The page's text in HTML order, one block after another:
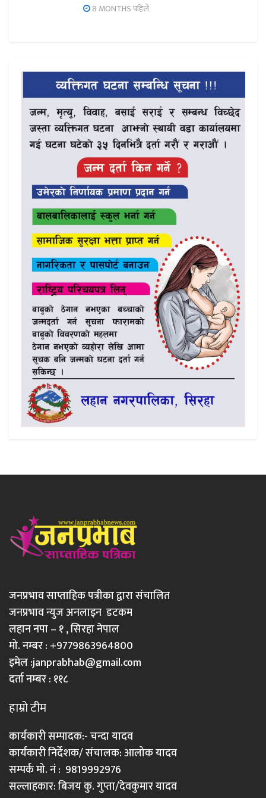
8 MONTHS पहिले
जनप्रभाव साप्ताहिक पत्रीका द्वारा संचालित
जनप्रभाव न्युज अनलाइन डटकम
लहान नपा – १ , सिरहा नेपाल
मो. नम्बर : +9779863964800
इमेल :janprabhab@gmail.com
दर्ता नम्बर : ११८
हाम्रो टीम
कार्यकारी सम्पादक:- चन्दा यादव
कार्यकारी निर्देशक/ संचालक: आलोक यादव
सम्पर्क मो. नं : 9819992976
सल्लाहकार: बिजय कु. गुप्ता/देवकुमार यादव